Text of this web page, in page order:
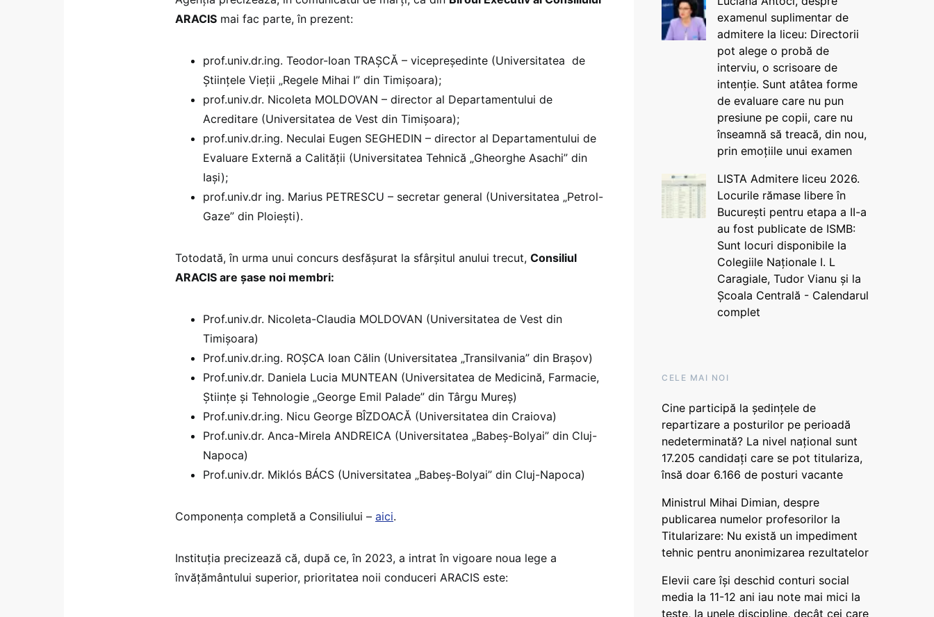
ARACIS mai fac parte, în prezent:
prof.univ.dr.ing. Teodor-Ioan TRAȘCĂ – vicepreședinte (Universitatea de
Științele Vieții „Regele Mihai I” din Timișoara);
prof.univ.dr. Nicoleta MOLDOVAN – director al Departamentului de
Acreditare (Universitatea de Vest din Timișoara);
prof.univ.dr.ing. Neculai Eugen SEGHEDIN – director al Departamentului de
Evaluare Externă a Calității (Universitatea Tehnică „Gheorghe Asachi” din
Iași);
prof.univ.dr ing. Marius PETRESCU – secretar general (Universitatea „Petrol-
Gaze” din Ploiești).
Totodată, în urma unui concurs desfășurat la sfârșitul anului trecut, Consiliul
ARACIS are șase noi membri:
Prof.univ.dr. Nicoleta-Claudia MOLDOVAN (Universitatea de Vest din
Timișoara)
Prof.univ.dr.ing. ROȘCA Ioan Călin (Universitatea „Transilvania” din Brașov)
Prof.univ.dr. Daniela Lucia MUNTEAN (Universitatea de Medicină, Farmacie,
Științe și Tehnologie „George Emil Palade” din Târgu Mureș)
Prof.univ.dr.ing. Nicu George BÎZDOACĂ (Universitatea din Craiova)
Prof.univ.dr. Anca-Mirela ANDREICA (Universitatea „Babeș-Bolyai” din Cluj-
Napoca)
Prof.univ.dr. Miklós BÁCS (Universitatea „Babeș-Bolyai” din Cluj-Napoca)
Componența completă a Consiliului – aici.
Instituția precizează că, după ce, în 2023, a intrat în vigoare noua lege a
învățământului superior, prioritatea noii conduceri ARACIS este:
examenul suplimentar de
admitere la liceu: Directorii
pot alege o probă de
interviu, o scrisoare de
intenție. Sunt atâtea forme
de evaluare care nu pun
presiune pe copii, care nu
înseamnă să treacă, din nou,
prin emoțiile unui examen
LISTA Admitere liceu 2026.
Locurile rămase libere în
București pentru etapa a II-a
au fost publicate de ISMB:
Sunt locuri disponibile la
Colegiile Naționale I. L
Caragiale, Tudor Vianu și la
Școala Centrală - Calendarul
complet
CELE MAI NOI
Cine participă la ședințele de
repartizare a posturilor pe perioadă
nedeterminată? La nivel național sunt
17.205 candidați care se pot titulariza,
însă doar 6.166 de posturi vacante
Ministrul Mihai Dimian, despre
publicarea numelor profesorilor la
Titularizare: Nu există un impediment
tehnic pentru anonimizarea rezultatelor
Elevii care își deschid conturi social
media la 11-12 ani iau note mai mici la
teste, la unele discipline, decât cei care